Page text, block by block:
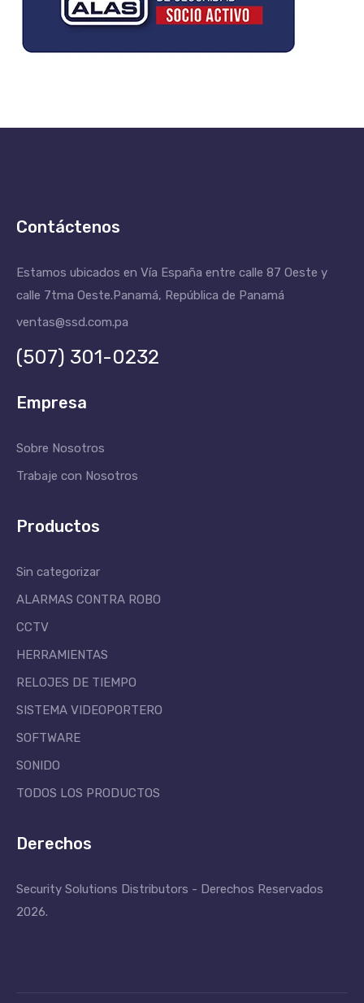
Contáctenos
Estamos ubicados en Vía España entre calle 87 Oeste y
calle 7tma Oeste.Panamá, República de Panamá
ventas@ssd.com.pa
(507) 301-0232
Empresa
Sobre Nosotros
Trabaje con Nosotros
Productos
Sin categorizar
ALARMAS CONTRA ROBO
CCTV
HERRAMIENTAS
RELOJES DE TIEMPO
SISTEMA VIDEOPORTERO
SOFTWARE
SONIDO
TODOS LOS PRODUCTOS
Derechos
Security Solutions Distributors - Derechos Reservados
2026.